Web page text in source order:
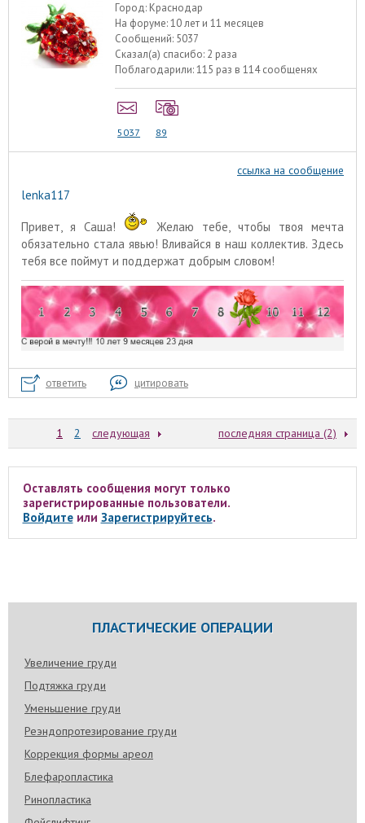
Город: Краснодар
На форуме:10 лет и 11 месяцев
Сообщений: 5037
Сказал(а) спасибо: 2 раза
Поблагодарили:115 раз в 114 сообщенях
5037 89
ссылка на сообщение
lenka117
Привет, я Саша!
Желаю тебе, чтобы твоя мечта
обязательно стала явью! Вливайся в наш коллектив. Здесь
тебя все поймут и поддержат добрым словом!
ответить цитировать
1 2 следующая последняя страница (2)
Оставлять сообщения могут только
зарегистрированные пользователи.
Войдитеили Зарегистрируйтесь.
ПЛАСТИЧЕСКИЕ ОПЕРАЦИИ
Увеличение груди
Подтяжка груди
Уменьшение груди
Реэндопротезирование груди
Коррекция формы ареол
Блефаропластика
Ринопластика